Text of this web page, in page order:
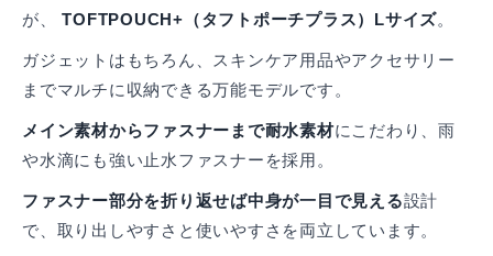
が、TOFTPOUCH+（タフトポーチプラス）Lサイズ。
ガジェットはもちろん、スキンケア用品やアクセサリー
までマルチに収納できる万能モデルです。
メイン素材からファスナーまで耐水素材にこだわり、雨
や水滴にも強い止水ファスナーを採用。
ファスナー部分を折り返せば中身が一目で見える設計
で、取り出しやすさと使いやすさを両立しています。